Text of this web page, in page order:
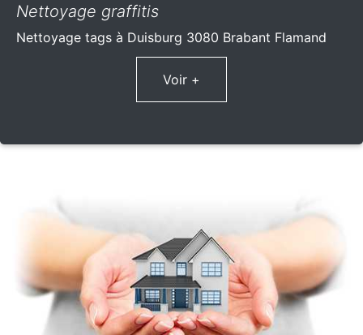
Nettoyage graffitis
Nettoyage tags à Duisburg 3080 Brabant Flamand
Voir +